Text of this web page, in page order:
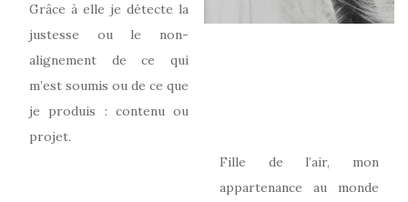
Grâce à elle je détecte la
justesse ou le non-
alignement de ce qui
m’est soumis ou de ce que
je produis : contenu ou
projet.
Fille de l’air, mon
appartenance au monde